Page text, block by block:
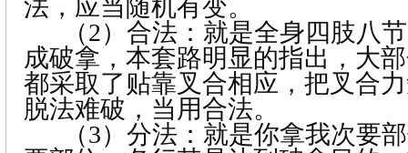
法，应当随机有变。
（2） 合法：就是全身四肢八
成破拿，本套路明显的指出，大
都采取了贴靠叉合相应，把叉合
脱法难破，当用合法。
（3） 分法：就是你拿我次要